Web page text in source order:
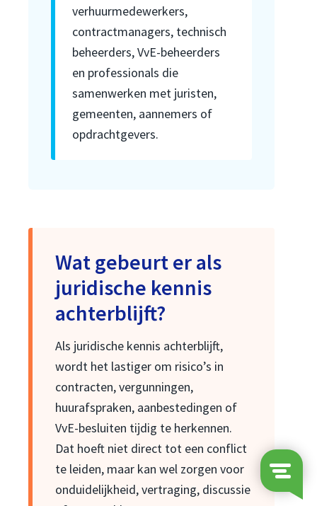
verhuurmedewerkers,
contractmanagers, technisch
beheerders, VvE-beheerders
en professionals die
samenwerken met juristen,
gemeenten, aannemers of
opdrachtgevers.
Wat gebeurt er als
juridische kennis
achterblijft?
Als juridische kennis achterblijft,
wordt het lastiger om risico’s in
contracten, vergunningen,
huurafspraken, aanbestedingen of
VvE-besluiten tijdig te herkennen.
Dat hoeft niet direct tot een conflict
te leiden, maar kan wel zorgen voor
onduidelijkheid, vertraging, discussie